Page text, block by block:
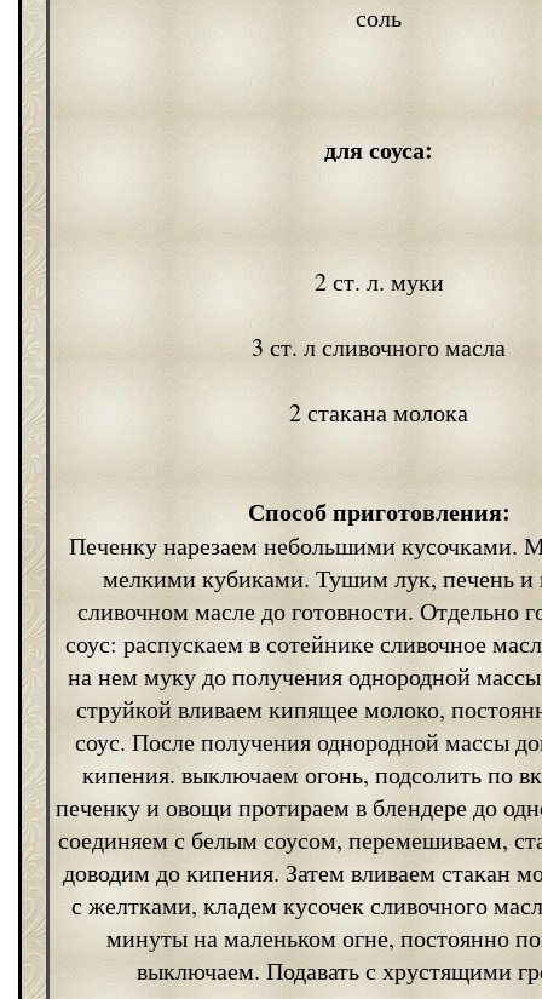
соль
для соуса:
2 ст. л. муки
3 ст. л сливочного масла
2 стакана молока
Способ приготовления:
Печенку нарезаем небольшими кусочками.
мелкими кубиками. Тушим лук, печень и
сливочном масле до готовности. Отдельно
соус: распускаем в сотейнике сливочное
на нем муку до получения однородной
струйкой вливаем кипящее молоко,
соус. После получения однородной массы
кипения. выключаем огонь, подсолить по
печенку и овощи протираем в блендере до
соединяем с белым соусом, перемешиваем,
доводим до кипения. Затем вливаем стакан
с желтками, кладем кусочек сливочного
минуты на маленьком огне, постоянно
выключаем. Подавать с хрустящими